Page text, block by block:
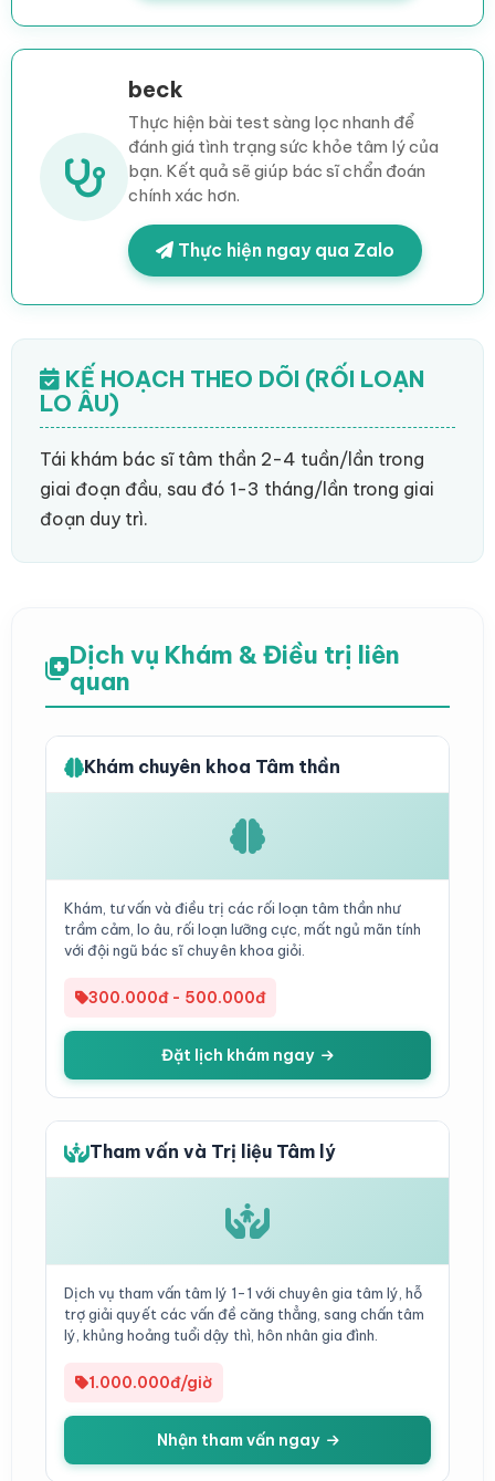
beck
Thực hiện bài test sàng lọc nhanh để
đánh giá tình trạng sức khỏe tâm lý của
bạn. Kết quả sẽ giúp bác sĩ chẩn đoán
chính xác hơn.
Thực hiện ngay qua Zalo
KẾ HOẠCH THEO DÕI (RỐI LOẠN
LO ÂU)
Tái khám bác sĩ tâm thần 2-4 tuần/lần trong
giai đoạn đầu, sau đó 1-3 tháng/lần trong giai
đoạn duy trì.
Dịch vụ Khám & Điều trị liên
quan
Khám chuyên khoa Tâm thần
Khám, tư vấn và điều trị các rối loạn tâm thần như
trầm cảm, lo âu, rối loạn lưỡng cực, mất ngủ mãn tính
với đội ngũ bác sĩ chuyên khoa giỏi.
300.000đ - 500.000đ
Đặt lịch khám ngay
Tham vấn và Trị liệu Tâm lý
Dịch vụ tham vấn tâm lý 1-1 với chuyên gia tâm lý, hỗ
trợ giải quyết các vấn đề căng thẳng, sang chấn tâm
lý, khủng hoảng tuổi dậy thì, hôn nhân gia đình.
1.000.000đ/giờ
Nhận tham vấn ngay